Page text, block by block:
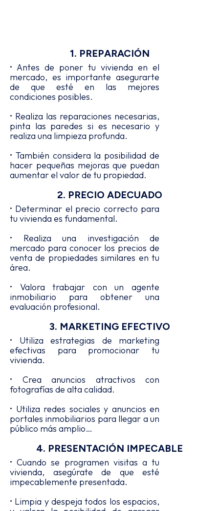
1. PREPARACIÓN
• Antes de poner tu vivienda en el
mercado, es importante asegurarte
de que esté en las mejores
condiciones posibles.
• Realiza las reparaciones necesarias,
pinta las paredes si es necesario y
realiza una limpieza profunda.
• También considera la posibilidad de
hacer pequeñas mejoras que puedan
aumentar el valor de tu propiedad.
2. PRECIO ADECUADO
• Determinar el precio correcto para
tu vivienda es fundamental.
• Realiza una investigación de
mercado para conocer los precios de
venta de propiedades similares en tu
área.
• Valora trabajar con un agente
inmobiliario para obtener una
evaluación profesional.
3. MARKETING EFECTIVO
• Utiliza estrategias de marketing
efectivas para promocionar tu
vivienda.
• Crea anuncios atractivos con
fotografías de alta calidad.
• Utiliza redes sociales y anuncios en
portales inmobiliarios para llegar a un
público más amplio…
4. PRESENTACIÓN IMPECABLE
• Cuando se programen visitas a tu
vivienda, asegúrate de que esté
impecablemente presentada.
• Limpia y despeja todos los espacios,